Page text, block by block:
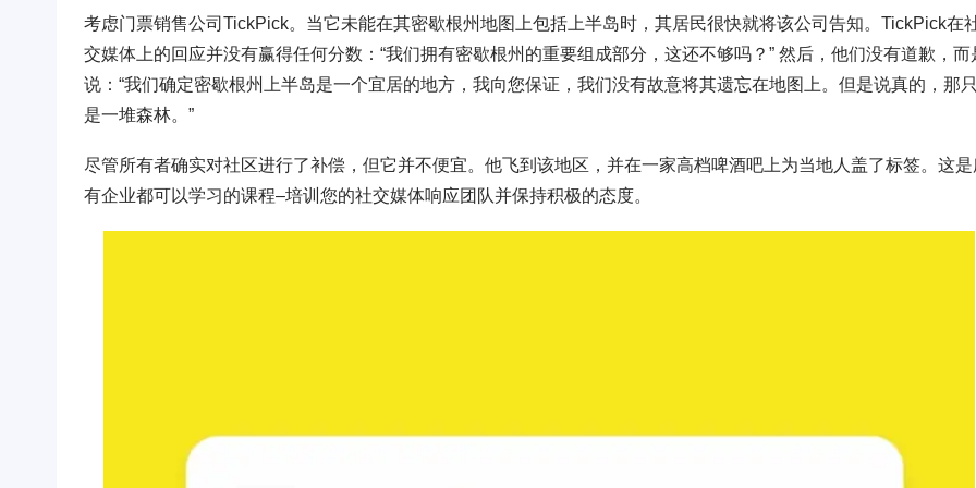
考虑门票销售公司TickPick。当它未能在其密歇根州地图上包括上半岛时，其居民很快就将该公司告知。TickPick在
交媒体上的回应并没有赢得任何分数：“我们拥有密歇根州的重要组成部分，这还不够吗？” 然后，他们没有道歉，而
说：“我们确定密歇根州上半岛是一个宜居的地方，我向您保证，我们没有故意将其遗忘在地图上。但是说真的，那只
是一堆森林。”
尽管所有者确实对社区进行了补偿，但它并不便宜。他飞到该地区，并在一家高档啤酒吧上为当地人盖了标签。这是
有企业都可以学习的课程–培训您的社交媒体响应团队并保持积极的态度。